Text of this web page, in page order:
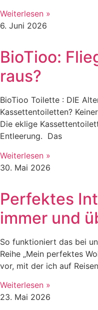
Weiterlesen »
6. Juni 2026
BioTioo:
raus?
BioTioo Toilette : DIE
Kassettentoiletten?
Die eklige
Entleerung. Das
Weiterlesen »
30. Mai 2026
Perfektes
immer und
So funktioniert das bei
Reihe „Mein perfektes
vor, mit der ich auf
Weiterlesen »
23. Mai 2026